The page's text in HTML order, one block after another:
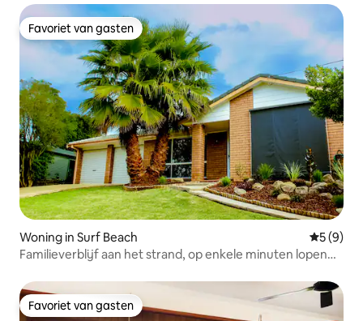
Favoriet van gasten
Favoriet van gasten
Woning in Surf Beach
5 (9)
Familieverblijf aan het strand, op enkele minuten lopen
Favoriet van gasten
Favoriet van gasten